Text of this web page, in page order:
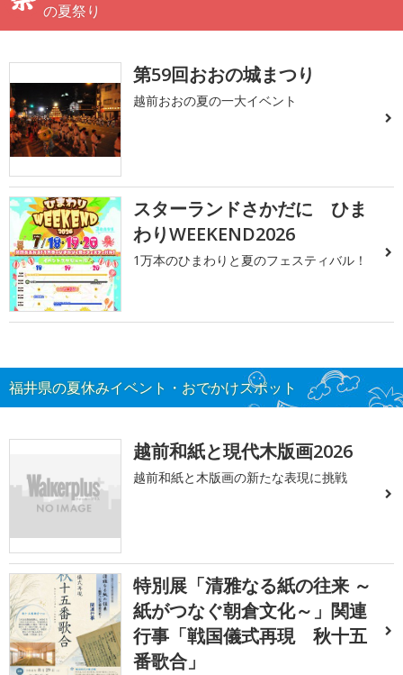
の夏祭り
第59回おおの城まつり
越前おおの夏の一大イベント
スターランドさかだに ひま
わりWEEKEND2026
1万本のひまわりと夏のフェスティバル！
福井県の夏休みイベント・おでかけスポット
越前和紙と現代木版画2026
越前和紙と木版画の新たな表現に挑戦
特別展「清雅なる紙の往来 ～
紙がつなぐ朝倉文化～」関連
行事「戦国儀式再現 秋十五
番歌合」